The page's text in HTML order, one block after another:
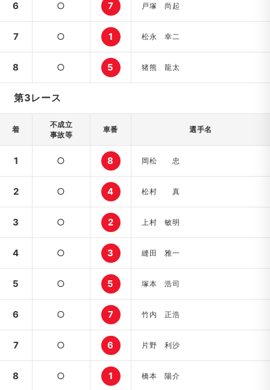
6 ○ 7 戸塚 尚起
7 ○ 1 松永 幸二
8 ○ 5 猪熊 龍太
第3レース
着
不成立
事故等
車番 選手名
1 ○ 8 岡松 忠
2 ○ 4 松村 真
3 ○ 2 上村 敏明
4 ○ 3 縫田 雅一
5 ○ 5 塚本 浩司
6 ○ 7 竹内 正浩
7 ○ 6 片野 利沙
8 ○ 1 橋本 陽介